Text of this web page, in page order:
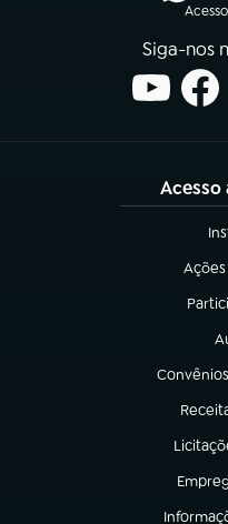
Siga-nos
Acesso
(abre
(abre
(abre em
(abre
(abre
(abre